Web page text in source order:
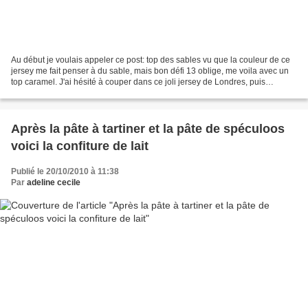
Au début je voulais appeler ce post: top des sables vu que la couleur de ce
jersey me fait penser à du sable, mais bon défi 13 oblige, me voila avec un
top caramel. J'ai hésité à couper dans ce joli jersey de Londres, puis
Après la pâte à tartiner et la pâte de spéculoos
voici la confiture de lait
Publié le 20/10/2010 à 11:38
Par adeline cecile